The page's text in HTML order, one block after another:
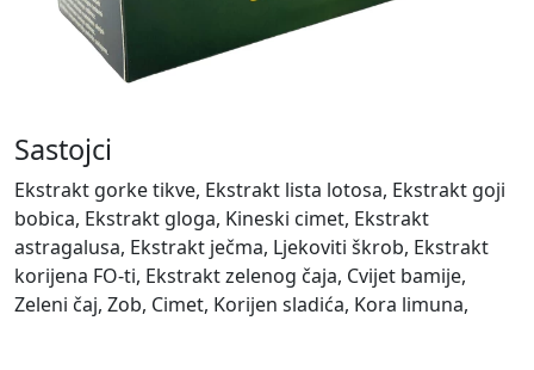
Sastojci
Ekstrakt gorke tikve, Ekstrakt lista lotosa, Ekstrakt goji
bobica, Ekstrakt gloga, Kineski cimet, Ekstrakt
astragalusa, Ekstrakt ječma, Ljekoviti škrob, Ekstrakt
korijena FO-ti, Ekstrakt zelenog čaja, Cvijet bamije,
Zeleni čaj, Zob, Cimet, Korijen sladića, Kora limuna,